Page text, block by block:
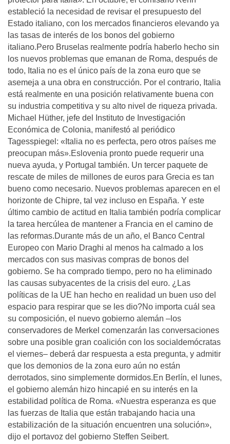
estableció la necesidad de revisar el presupuesto del
Estado italiano, con los mercados financieros elevando ya
las tasas de interés de los bonos del gobierno
italiano.Pero Bruselas realmente podría haberlo hecho sin
los nuevos problemas que emanan de Roma, después de
todo, Italia no es el único país de la zona euro que se
asemeja a una obra en construcción. Por el contrario, Italia
está realmente en una posición relativamente buena con
su industria competitiva y su alto nivel de riqueza privada.
Michael Hüther, jefe del Instituto de Investigación
Económica de Colonia, manifestó al periódico
Tagesspiegel: «Italia no es perfecta, pero otros países me
preocupan más».Eslovenia pronto puede requerir una
nueva ayuda, y Portugal también. Un tercer paquete de
rescate de miles de millones de euros para Grecia es tan
bueno como necesario. Nuevos problemas aparecen en el
horizonte de Chipre, tal vez incluso en España. Y este
último cambio de actitud en Italia también podría complicar
la tarea hercúlea de mantener a Francia en el camino de
las reformas.Durante más de un año, el Banco Central
Europeo con Mario Draghi al menos ha calmado a los
mercados con sus masivas compras de bonos del
gobierno. Se ha comprado tiempo, pero no ha eliminado
las causas subyacentes de la crisis del euro. ¿Las
políticas de la UE han hecho en realidad un buen uso del
espacio para respirar que se les dio?No importa cuál sea
su composición, el nuevo gobierno alemán –los
conservadores de Merkel comenzarán las conversaciones
sobre una posible gran coalición con los socialdemócratas
el viernes– deberá dar respuesta a esta pregunta, y admitir
que los demonios de la zona euro aún no están
derrotados, sino simplemente dormidos.En Berlín, el lunes,
el gobierno alemán hizo hincapié en su interés en la
estabilidad política de Roma. «Nuestra esperanza es que
las fuerzas de Italia que están trabajando hacia una
estabilización de la situación encuentren una solución»,
dijo el portavoz del gobierno Steffen Seibert.